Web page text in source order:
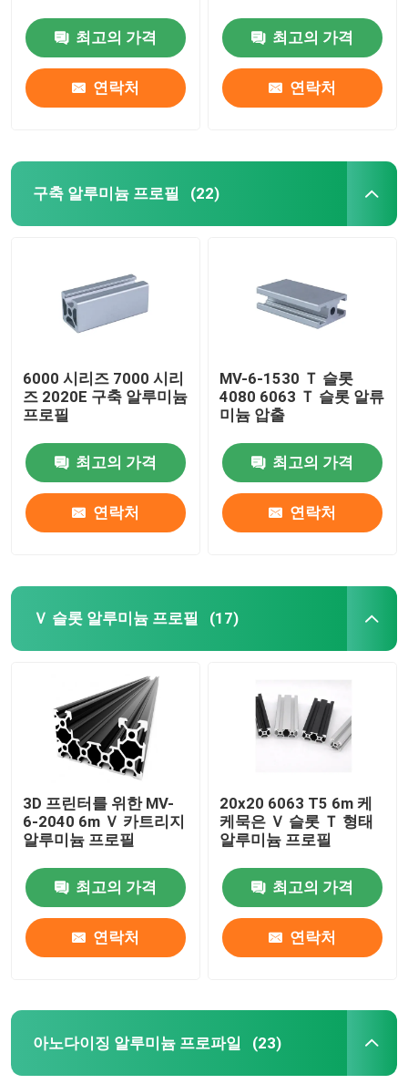
최고의 가격
연락처
최고의 가격
연락처
구축 알루미늄 프로필 (22)
6000 시리즈 7000 시리
즈 2020E 구축 알루미늄
프로필
최고의 가격
연락처
MV-6-1530 Ｔ 슬롯
4080 6063 Ｔ 슬롯 알류
미늄 압출
최고의 가격
연락처
Ｖ 슬롯 알루미늄 프로필 (17)
3D 프린터를 위한 MV-
6-2040 6m Ｖ 카트리지
알루미늄 프로필
최고의 가격
연락처
20x20 6063 T5 6m 케
케묵은 Ｖ 슬롯 Ｔ 형태
알루미늄 프로필
최고의 가격
연락처
아노다이징 알루미늄 프로파일 (23)